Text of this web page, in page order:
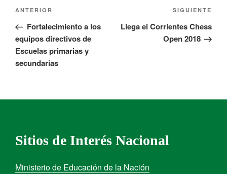
ANTERIOR
Fortalecimiento a los
equipos directivos de
Escuelas primarias y
secundarias
SIGUIENTE
Llega el Corrientes Chess
Open 2018
Sitios de Interés Nacional
Ministerio de Educación de la Nación